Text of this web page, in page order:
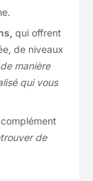
qui offrent
de niveaux
manière
qui vous
de